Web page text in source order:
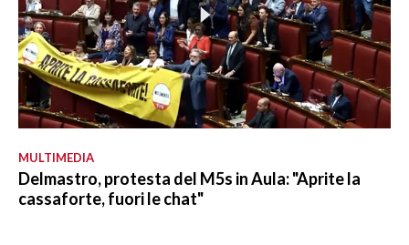
MULTIMEDIA
Delmastro, protesta del M5s in Aula: "Aprite la
cassaforte, fuori le chat"